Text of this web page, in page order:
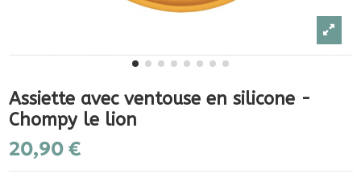
Assiette avec ventouse en silicone -
Chompy le lion
20,90 €